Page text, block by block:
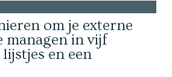
om je externe
in vijf
en een